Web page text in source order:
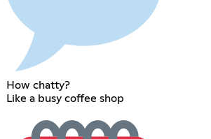
How chatty?
Like a busy coffee shop